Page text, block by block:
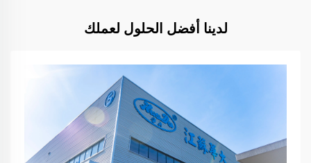
لدينا أفضل الحلول لعملك